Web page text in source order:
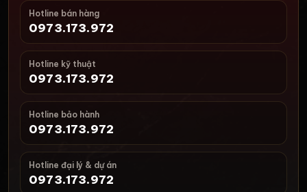
Hotline bán hàng
0973.173.972
Hotline kỹ thuật
0973.173.972
Hotline bảo hành
0973.173.972
Hotline đại lý & dự án
0973.173.972